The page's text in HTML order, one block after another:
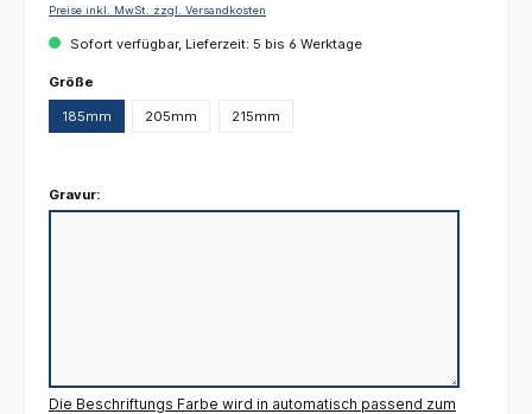
Preise inkl. MwSt. zzgl. Versandkosten
Sofort verfügbar, Lieferzeit: 5 bis 6 Werktage
Größe
185mm 205mm 215mm
Gravur:
Die Beschriftungs Farbe wird in automatisch passend zum